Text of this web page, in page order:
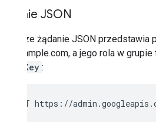
Żądanie JSON
Poniższe żądanie JSON przedstawia
liz@example.com, a jego rola w grupie
groupKey :